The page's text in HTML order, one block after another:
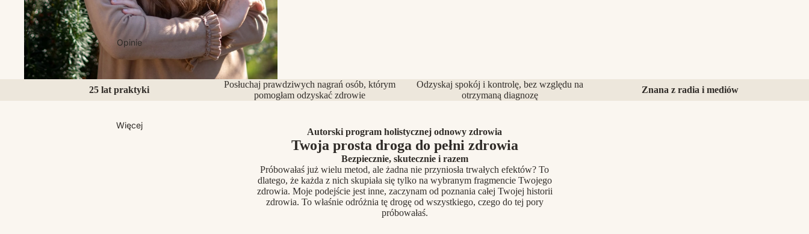
Opinie
Więcej
25 lat praktyki
Posłuchaj prawdziwych nagrań osób, którym
pomogłam odzyskać zdrowie
Odzyskaj spokój i kontrolę, bez względu na
otrzymaną diagnozę
Znana z radia i mediów
Autorski program holistycznej odnowy zdrowia
Twoja prosta droga do pełni zdrowia
Bezpiecznie, skutecznie i razem
Próbowałaś już wielu metod, ale żadna nie przyniosła trwałych efektów? To
dlatego, że każda z nich skupiała się tylko na wybranym fragmencie Twojego
zdrowia. Moje podejście jest inne, zaczynam od poznania całej Twojej historii
zdrowia. To właśnie odróżnia tę drogę od wszystkiego, czego do tej pory
próbowałaś.